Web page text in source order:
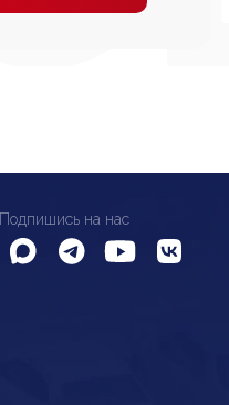
Подпишись на нас